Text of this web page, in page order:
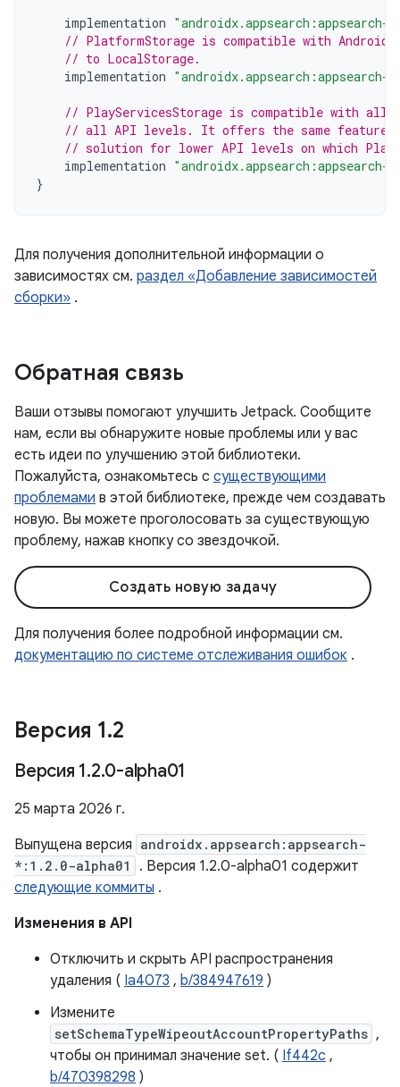
implementation
// PlatformStorage is compatible with
// to LocalStorage.
implementation
// PlayServicesStorage is compatible with all
// all API levels. It offers the same features
// solution for lower API levels on which
implementation
}
Для получения дополнительной информации о
зависимостях см. раздел «Добавление зависимостей
сборки» .
Обратная связь
Ваши отзывы помогают улучшить Jetpack. Сообщите
нам, если вы обнаружите новые проблемы или у вас
есть идеи по улучшению этой библиотеки.
Пожалуйста, ознакомьтесь с существующими
проблемами в этой библиотеке, прежде чем создавать
новую. Вы можете проголосовать за существующую
проблему, нажав кнопку со звездочкой.
Создать новую задачу
Для получения более подробной информации см.
документацию по системе отслеживания ошибок .
Версия 1.2
Версия 1.2.0-alpha01
25 марта 2026 г.
Выпущена версия androidx.appsearch:appsearch-
*:1.2.0-alpha01
. Версия 1.2.0-alpha01 содержит
следующие коммиты .
Изменения в API
Отключить и скрыть API распространения
удаления ( Ia4073 , b/384947619 )
Измените
setSchemaTypeWipeoutAccountPropertyPaths ,
чтобы он принимал значение set. ( If442c ,
b/470398298 )